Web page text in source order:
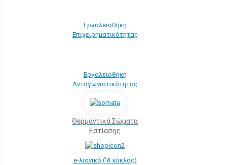
Εργαλειοθήκη
Eπιχειρηματικότητας
Εργαλειοθήκη
Ανταγωνιστικότητας
Θερμαντικά Σώματα
Εστίασης
e-λιανικό ('Α κύκλος)